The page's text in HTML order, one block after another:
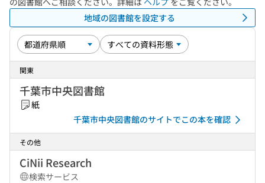
地域の図書館を設定する
関東
千葉市中央図書館
紙
千葉市中央図書館のサイトでこの本を確認
その他
CiNii Research
検索サービス